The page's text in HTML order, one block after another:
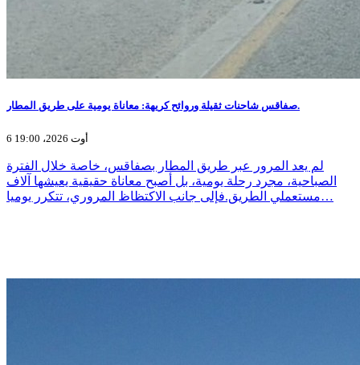
صفاقس شاحنات ثقيلة وروائح كريهة: معاناة يومية على طريق المطار.
6 أوت 2026، 19:00
لم يعد المرور عبر طريق المطار بصفاقس، خاصة خلال الفترة
الصباحية، مجرد رحلة يومية، بل أصبح معاناة حقيقية يعيشها آلاف
مستعملي الطريق.فإلى جانب الاكتظاظ المروري، تتكرر يوميا…